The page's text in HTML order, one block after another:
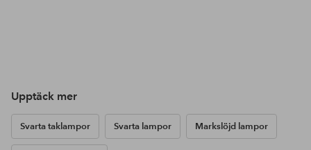
Upptäck mer
Svarta taklampor Svarta lampor Markslöjd lampor